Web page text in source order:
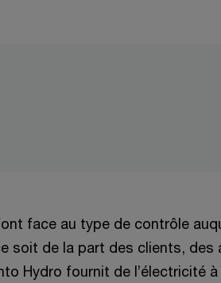
face au type de contrôle
soit de la part des clients, des
Hydro fournit de l’électricité à